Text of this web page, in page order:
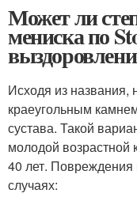
Может ли
мениска по
Исходя из названия,
краеугольным
сустава. Такой
молодой возрастной
40 лет.
случаях: